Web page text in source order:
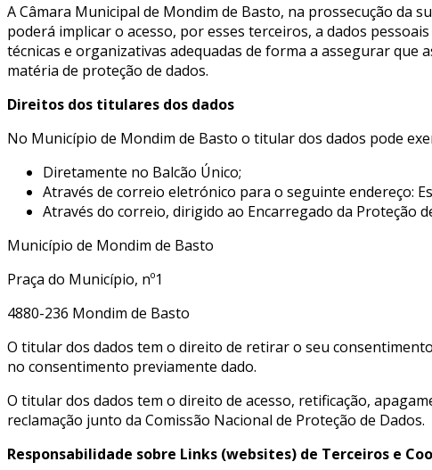
A Câmara Municipal de Mondim de Basto, na prossecução da
poderá implicar o acesso, por esses terceiros, a dados
técnicas e organizativas adequadas de forma a assegurar que
matéria de proteção de dados.
Direitos dos titulares dos dados
No Município de Mondim de Basto o titular dos dados pode
Diretamente no Balcão Único;
Através de correio eletrónico para o seguinte endereço:
Através do correio, dirigido ao Encarregado da Proteção
Município de Mondim de Basto
Praça do Município, nº1
4880-236 Mondim de Basto
O titular dos dados tem o direito de retirar o seu
no consentimento previamente dado.
O titular dos dados tem o direito de acesso, retificação,
reclamação junto da Comissão Nacional de Proteção de Dados.
Responsabilidade sobre Links (websites) de Terceiros e